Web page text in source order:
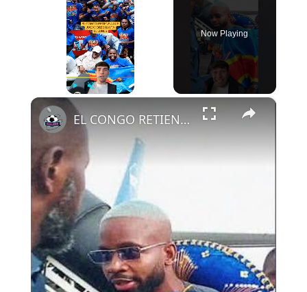
Now Playing
×
EL CONGO RETIENE A SUS JUGADORES HASTA EL LUNES